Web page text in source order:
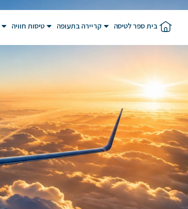
בית ספר לטיסה קריירה בתעופה טיסות חוויה